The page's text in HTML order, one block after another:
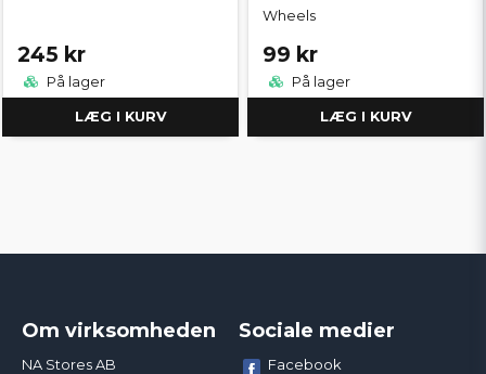
245 kr
På lager
LÆG I KURV
Wheels
99 kr
På lager
LÆG I KURV
Om virksomheden
NA Stores AB
Sociale medier
Facebook